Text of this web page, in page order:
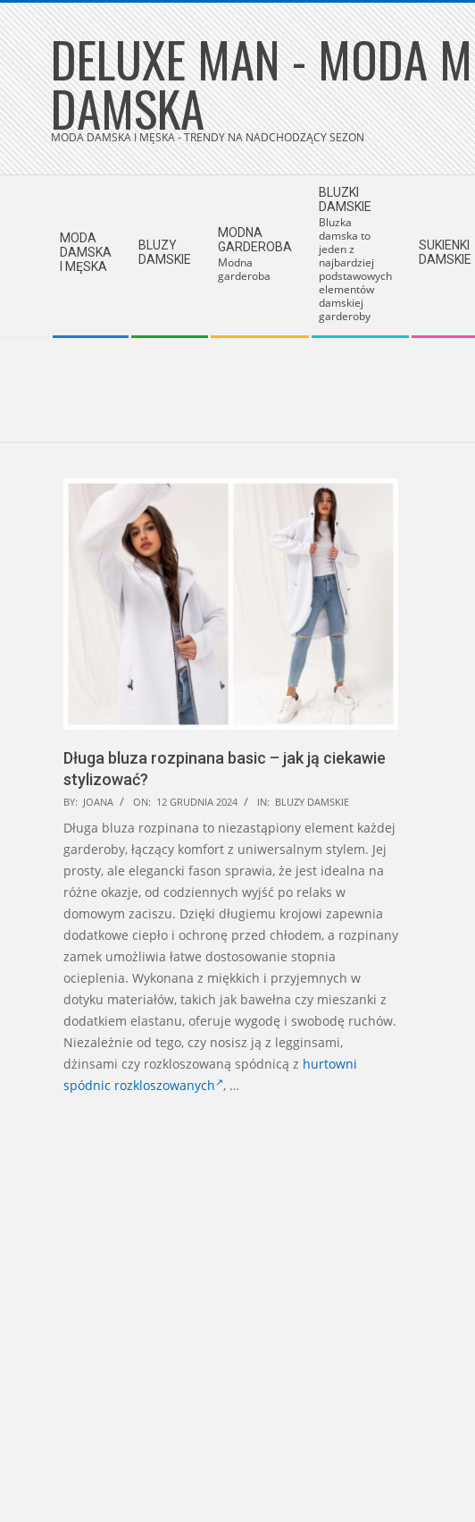
Skip
to
content DELUXE MAN - MODA
DAMSKA
MODA DAMSKA I MĘSKA - TRENDY NA NADCHODZĄCY SEZON
MODA
DAMSKA
I MĘSKA
BLUZY
DAMSKIE
MODNA
GARDEROBA
Modna
garderoba
BLUZKI
DAMSKIE
Bluzka
damska to
jeden z
najbardziej
podstawowych
elementów
damskiej
garderoby
SUKIENKI
DAMSKIE
Długa bluza rozpinana basic – jak ją ciekawie
stylizować?
2024-
12-
12
BY: JOANA ON: 12 GRUDNIA 2024 IN: BLUZY DAMSKIE
Długa bluza rozpinana to niezastąpiony element każdej
garderoby, łączący komfort z uniwersalnym stylem. Jej
prosty, ale elegancki fason sprawia, że jest idealna na
różne okazje, od codziennych wyjść po relaks w
domowym zaciszu. Dzięki długiemu krojowi zapewnia
dodatkowe ciepło i ochronę przed chłodem, a rozpinany
zamek umożliwia łatwe dostosowanie stopnia
ocieplenia. Wykonana z miękkich i przyjemnych w
dotyku materiałów, takich jak bawełna czy mieszanki z
dodatkiem elastanu, oferuje wygodę i swobodę ruchów.
Niezależnie od tego, czy nosisz ją z legginsami,
dżinsami czy rozkloszowaną spódnicą z hurtowni
spódnic rozkloszowanych , …